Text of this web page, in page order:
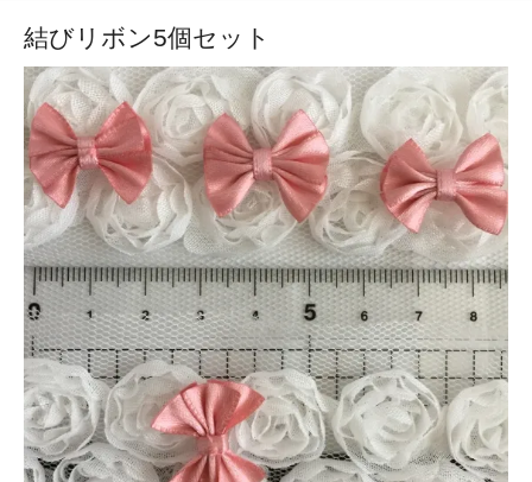
結びリボン5個セット